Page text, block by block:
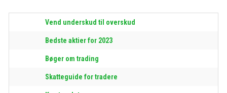
Vend underskud til overskud
Bedste aktier for 2023
Bøger om trading
Skatteguide for tradere